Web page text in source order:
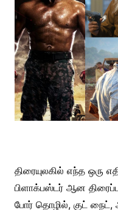
திரையுலகில் எந்த ஒரு
பிளாக்பஸ்டர் ஆன
போர் தொழில், குட்